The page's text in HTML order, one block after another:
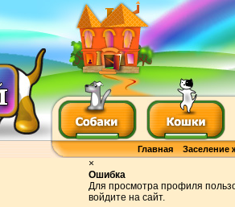
Главная Заселение
×
Ошибка
Для просмотра профиля
войдите на сайт.